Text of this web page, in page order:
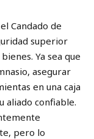
Candado de
superior
Ya sea que
asegurar
en una caja
aliado confiable.
pero lo